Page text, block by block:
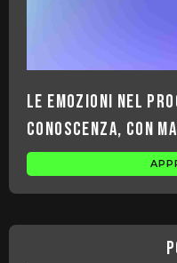
Le emozioni nel
conoscenza, con